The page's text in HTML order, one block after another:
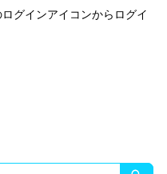
グインアイコンからログイ